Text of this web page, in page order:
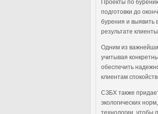
Проекты по
подготовки до
бурения и выявить
результате
Одним из
учитывая
обеспечить
клиентам
СЗБХ также
экологических
технологии, чтобы